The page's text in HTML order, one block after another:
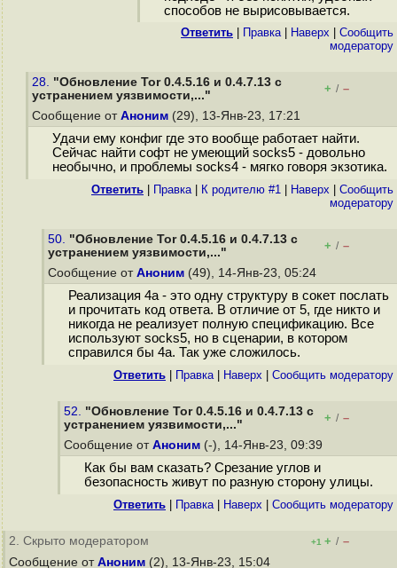
способов не вырисовывается.
Ответить Правка| Наверх
Cообщить
модератору
28. "Обновление Tor 0.4.5.16 и 0.4.7.13 с
устранением уязвимости,..."
+ / –
Сообщение от Аноним (29), 13-Янв-23, 17:21
Удачи ему конфиг где это вообще работает найти.
Сейчас найти софт не умеющий socks5 - довольно
необычно, и проблемы socks4 - мягко говоря экзотика.
Ответить Правка| К родителю #1 Наверх
Cообщить
модератору
50. "Обновление Tor 0.4.5.16 и 0.4.7.13 с
устранением уязвимости,..."
+ / –
Сообщение от Аноним (49), 14-Янв-23, 05:24
Реализация 4а - это одну структуру в сокет послать
и прочитать код ответа. В отличие от 5, где никто и
никогда не реализует полную спецификацию. Все
используют socks5, но в сценарии, в котором
справился бы 4а. Так уже сложилось.
Ответить Правка| Наверх Cообщить модератору
52. "Обновление Tor 0.4.5.16 и 0.4.7.13 с
устранением уязвимости,..."
+ / –
Сообщение от Аноним (-), 14-Янв-23, 09:39
Как бы вам сказать? Срезание углов и
безопасность живут по разную сторону улицы.
Ответить Правка| Наверх Cообщить модератору
2. Скрыто модератором +1 + / –
Сообщение от Аноним (2), 13-Янв-23, 15:04